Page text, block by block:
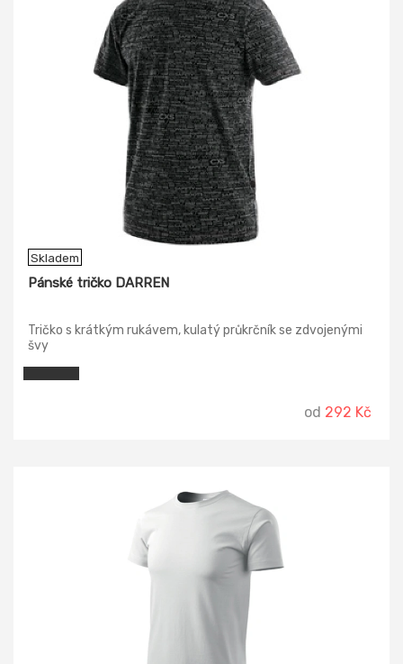
Skladem
Pánské tričko DARREN
Tričko s krátkým rukávem, kulatý průkrčník se zdvojenými
švy
od 292 Kč